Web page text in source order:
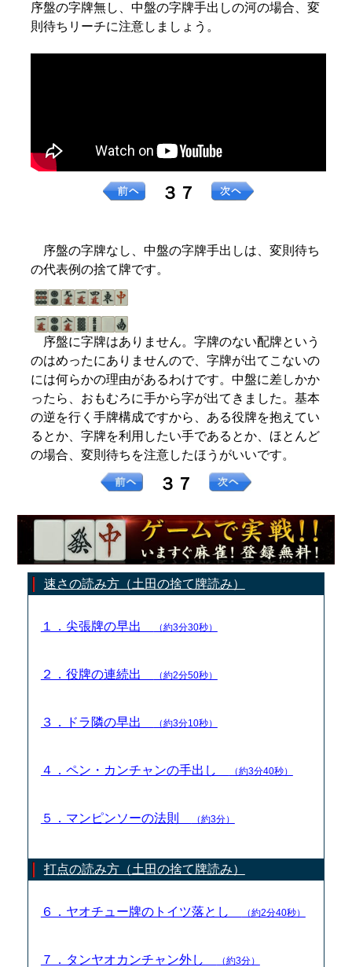
序盤の字牌無し、中盤の字牌手出しの河の場合、変
則待ちリーチに注意しましょう。
３７
序盤の字牌なし、中盤の字牌手出しは、変則待ち
の代表例の捨て牌です。
序盤に字牌はありません。字牌のない配牌という
のはめったにありませんので、字牌が出てこないの
には何らかの理由があるわけです。中盤に差しかか
ったら、おもむろに手から字が出てきました。基本
の逆を行く手牌構成ですから、ある役牌を抱えてい
るとか、字牌を利用したい手であるとか、ほとんど
の場合、変則待ちを注意したほうがいいです。
３７
速さの読み方（土田の捨て牌読み）
１．尖張牌の早出 （約3分30秒）
２．役牌の連続出 （約2分50秒）
３．ドラ隣の早出 （約3分10秒）
４．ペン・カンチャンの手出し （約3分40秒）
５．マンピンソーの法則 （約3分）
打点の読み方（土田の捨て牌読み）
６．ヤオチュー牌のトイツ落とし （約2分40秒）
７．タンヤオカンチャン外し （約3分）